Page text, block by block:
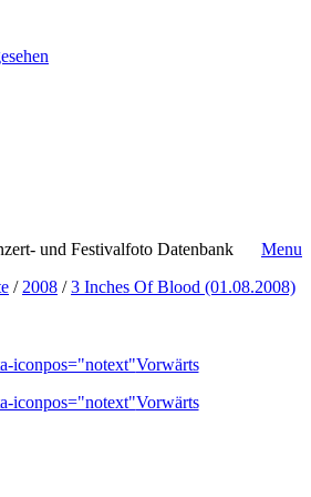
und Festivalfoto Datenbank
Menu
/ 2008 /3 Inches Of Blood (01.08.2008)
iconpos="notext"Vorwärts
iconpos="notext"Vorwärts